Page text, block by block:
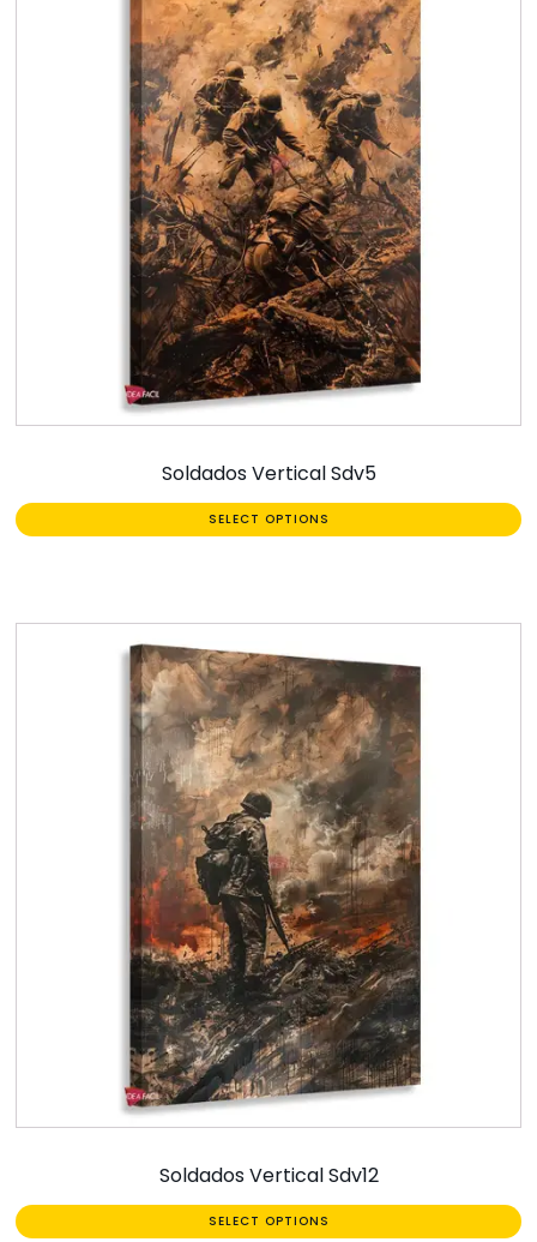
Soldados Vertical Sdv5
SELECT OPTIONS
Soldados Vertical Sdv12
SELECT OPTIONS